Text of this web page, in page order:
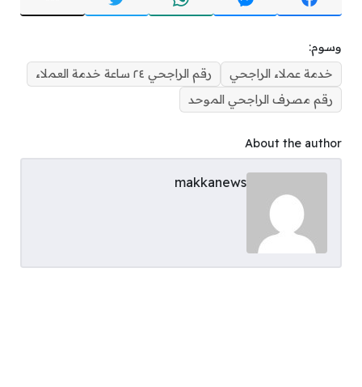
وسوم:
خدمة عملاء الراجحي
رقم الراجحي ٢٤ ساعة خدمة العملاء
رقم مصرف الراجحي الموحد
About the author
makkanews